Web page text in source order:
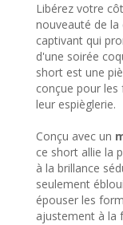
Libérez votre
nouveauté de
captivant qui
d'une soirée
short est une
conçue pour
leur espièglerie.
Conçu avec un
ce short allie la
à la brillance
seulement
épouser les
ajustement à la